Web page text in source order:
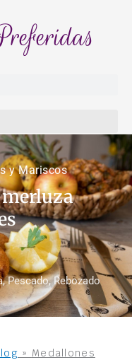
y Mariscos
,Pescado,Rebozado
» Medallones